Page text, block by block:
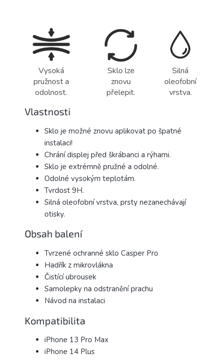
Vysoká
pružnost a
odolnost.
Sklo lze
znovu
přelepit.
Silná
oleofobní
vrstva.
Vlastnosti
Sklo je možné znovu aplikovat po špatné
instalaci!
Chrání displej před škrábanci a rýhami.
Sklo je extrémně pružné a odolné.
Odolné vysokým teplotám.
Tvrdost 9H.
Silná oleofobní vrstva, prsty nezanechávají
otisky.
Obsah balení
Tvrzené ochranné sklo Casper Pro
Hadřík z mikrovlákna
Čistící ubrousek
Samolepky na odstranění prachu
Návod na instalaci
Kompatibilita
iPhone 13 Pro Max
iPhone 14 Plus